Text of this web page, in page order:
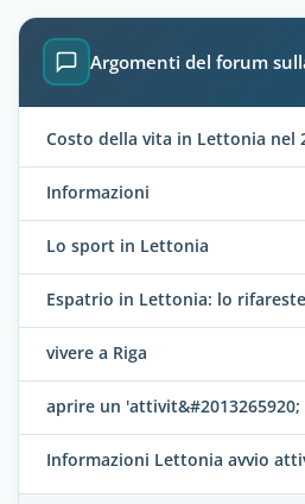
Argomenti del forum
Costo della vita in Lettonia nel
Informazioni
Lo sport in Lettonia
Espatrio in Lettonia: lo
vivere a Riga
aprire un 'attivit&#2013265920;
Informazioni Lettonia avvio